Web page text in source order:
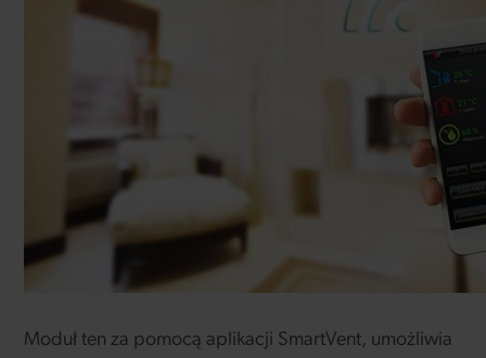
Moduł ten za pomocą aplikacji SmartVent, umożliwia